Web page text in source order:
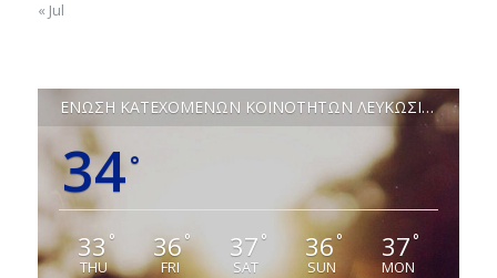
« Jul
ΕΝΩΣΗ ΚΑΤΕΧΟΜΕΝΩΝ ΚΟΙΝΟΤΗΤΩΝ ΛΕΥΚΩΣΙΑΣ
34°
33°
THU
36°
FRI
37 °
SAT
36°
SUN
37°
MON